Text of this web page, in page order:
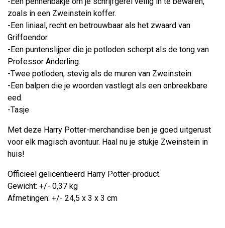
zoals in een Zweinstein koffer.
-Een liniaal, recht en betrouwbaar als het zwaard van
Griffoendor.
-Een puntenslijper die je potloden scherpt als de tong van
Professor Anderling.
-Twee potloden, stevig als de muren van Zweinstein.
-Een balpen die je woorden vastlegt als een onbreekbare
eed.
-Tasje
Met deze Harry Potter-merchandise ben je goed uitgerust
voor elk magisch avontuur. Haal nu je stukje Zweinstein in
huis!
Officieel gelicentieerd Harry Potter-product.
Gewicht: +/- 0,37 kg
Afmetingen: +/- 24,5 x 3 x 3 cm